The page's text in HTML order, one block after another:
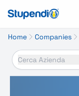
Home Companies
Cerca Azienda